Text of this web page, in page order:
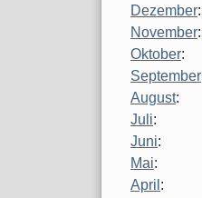
Dezember:
November:
Oktober:
September
August:
Juli:
Juni:
Mai:
April :